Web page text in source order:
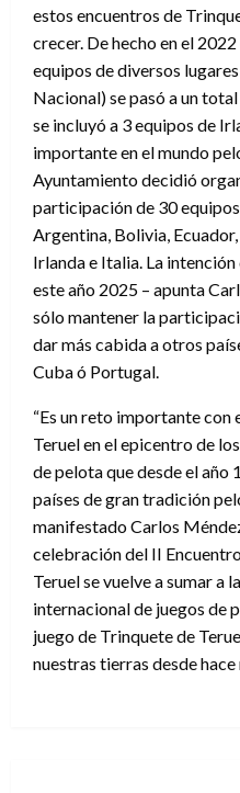
estos encuentros de
crecer. De hecho en el
equipos de diversos
Nacional) se pasó a un
se incluyó a 3 equipos de
importante en el mundo
Ayuntamiento decidió
participación de 30
Argentina, Bolivia,
Irlanda e Italia. La
este año 2025 – apunta
sólo mantener la
dar más cabida a otros
Cuba ó Portugal.
“Es un reto importante con
Teruel en el epicentro de
de pelota que desde el año
países de gran tradición
manifestado Carlos
celebración del II
Teruel se vuelve a sumar a
internacional de juegos de
juego de Trinquete de
nuestras tierras desde